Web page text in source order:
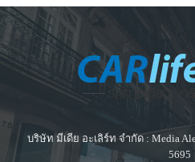
บริษัท มีเดีย อะเลิร์ท จำกัด : Media
5695